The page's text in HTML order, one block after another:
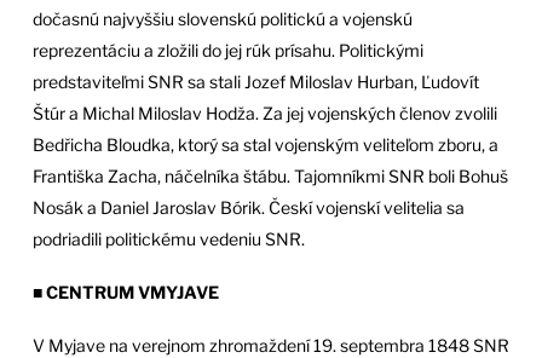
dočasnú najvyššiu slovenskú politickú a vojenskú
reprezentáciu a zložili do jej rúk prísahu. Politickými
predstaviteľmi SNR sa stali Jozef Miloslav Hurban, Ľudovít
Štúr a Michal Miloslav Hodža. Za jej vojenských členov zvolili
Bedřicha Bloudka, ktorý sa stal vojenským veliteľom zboru, a
Františka Zacha, náčelníka štábu. Tajomníkmi SNR boli Bohuš
Nosák a Daniel Jaroslav Bórik. Českí vojenskí velitelia sa
podriadili politickému vedeniu SNR.
■ CENTRUM VMYJAVE
V Myjave na verejnom zhromaždení 19. septembra 1848 SNR